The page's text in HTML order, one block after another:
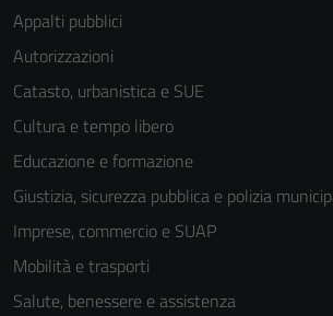
Appalti pubblici
Autorizzazioni
Catasto, urbanistica e SUE
Cultura e tempo libero
Educazione e formazione
Giustizia, sicurezza pubblica e polizia
Imprese, commercio e SUAP
Mobilità e trasporti
Salute, benessere e assistenza